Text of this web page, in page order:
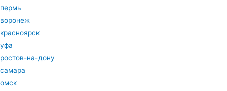
пермь
воронеж
красноярск
уфа
ростов-на-дону
самара
омск